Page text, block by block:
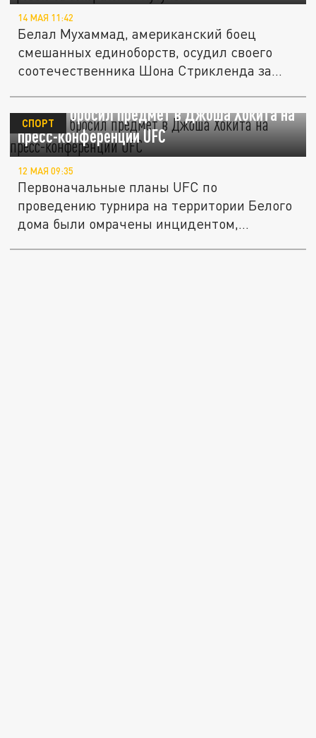
14 МАЯ 11:42
Белал Мухаммад, американский боец
смешанных единоборств, осудил своего
соотечественника Шона Стрикленда за
Топурия бросил предмет в Джоша Хокита на
пресс-конференции UFC
СПОРТ
12 МАЯ 09:35
Первоначальные планы UFC по
проведению турнира на территории Белого
дома были омрачены инцидентом,...